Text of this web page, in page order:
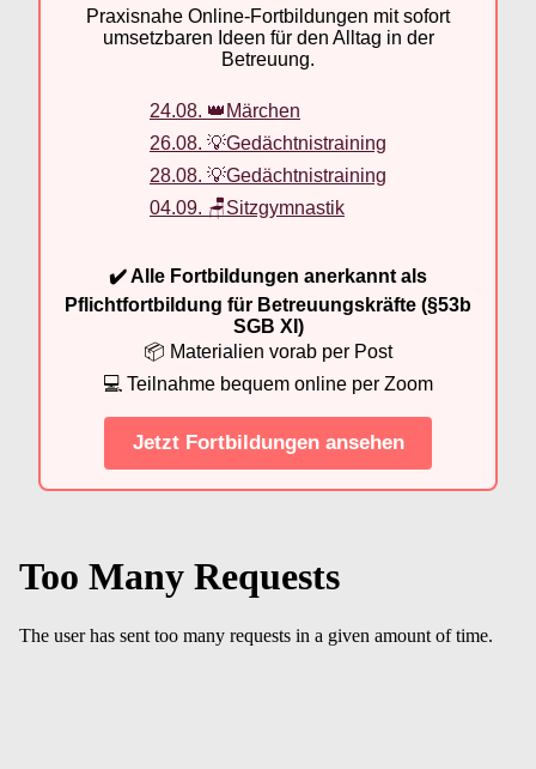
Praxisnahe Online-Fortbildungen mit sofort
umsetzbaren Ideen für den Alltag in der
Betreuung.
24.08. 👑Märchen
26.08. 💡Gedächtnistraining
28.08. 💡Gedächtnistraining
04.09. 🪑Sitzgymnastik
✔️ Alle Fortbildungen anerkannt als
Pflichtfortbildung für Betreuungskräfte (§53b
SGB XI)
📦 Materialien vorab per Post
💻 Teilnahme bequem online per Zoom
Jetzt Fortbildungen ansehen